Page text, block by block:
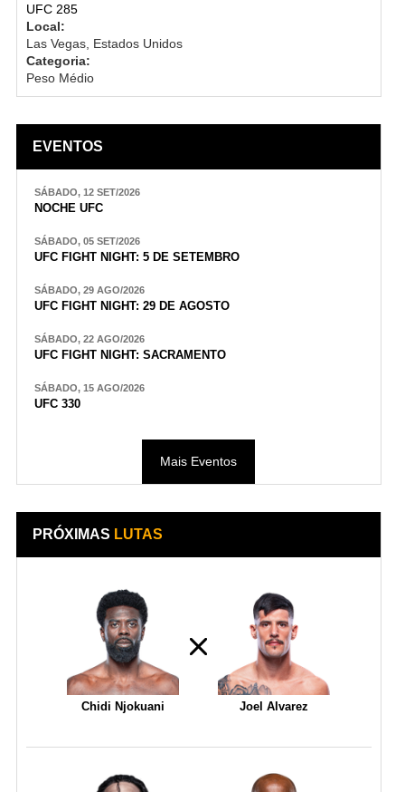
UFC 285
Local:
Las Vegas, Estados Unidos
Categoria:
Peso Médio
EVENTOS
SÁBADO, 12 SET/2026
NOCHE UFC
SÁBADO, 05 SET/2026
UFC FIGHT NIGHT: 5 DE SETEMBRO
SÁBADO, 29 AGO/2026
UFC FIGHT NIGHT: 29 DE AGOSTO
SÁBADO, 22 AGO/2026
UFC FIGHT NIGHT: SACRAMENTO
SÁBADO, 15 AGO/2026
UFC 330
Mais Eventos
PRÓXIMAS LUTAS
Chidi Njokuani Joel Alvarez